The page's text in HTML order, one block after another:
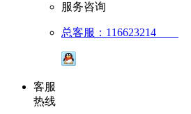
服务咨询
总客服：116623214
客服
热线